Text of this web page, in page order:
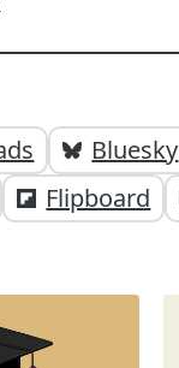
Bluesky
Flipboard